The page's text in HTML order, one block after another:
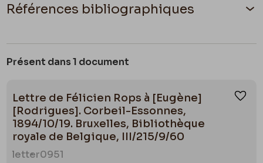
Références bibliographiques
Présent dans 1 document
Lettre de Félicien Rops à [Eugène]
[Rodrigues]. Corbeil-Essonnes,
1894/10/19. Bruxelles, Bibliothèque
royale de Belgique, III/215/9/60
letter0951